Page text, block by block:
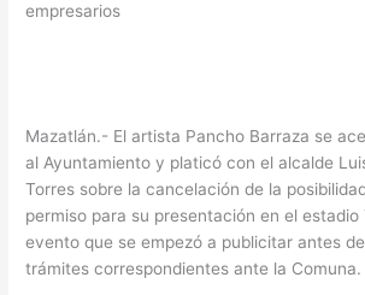
empresarios
Mazatlán.- El artista Pancho Barraza se
al Ayuntamiento y platicó con el alcalde
Torres sobre la cancelación de la
permiso para su presentación en el estadio
evento que se empezó a publicitar antes
trámites correspondientes ante la Comuna.